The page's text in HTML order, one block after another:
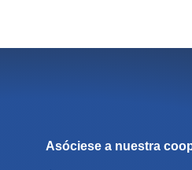
Asóciese a nuestra